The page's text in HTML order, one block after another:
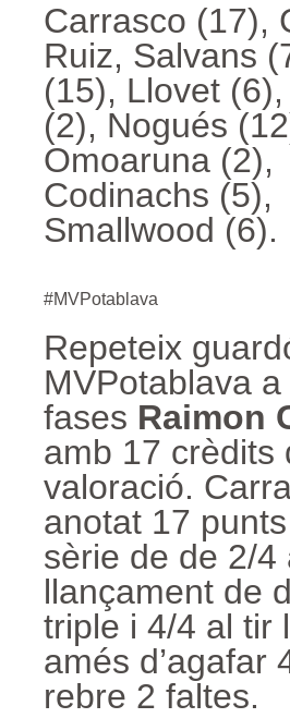
Carrasco (17),
Ruiz, Salvans
(15), Llovet
(2), Nogués
Omoaruna (2),
Codinachs (5),
Smallwood (6).
#MVPotablava
Repeteix
MVPotablava
fases Raimon
amb 17 crèdits
valoració.
anotat 17
sèrie de de 2/4
llançament de
triple i 4/4 al tir
amés d’agafar
rebre 2 faltes.